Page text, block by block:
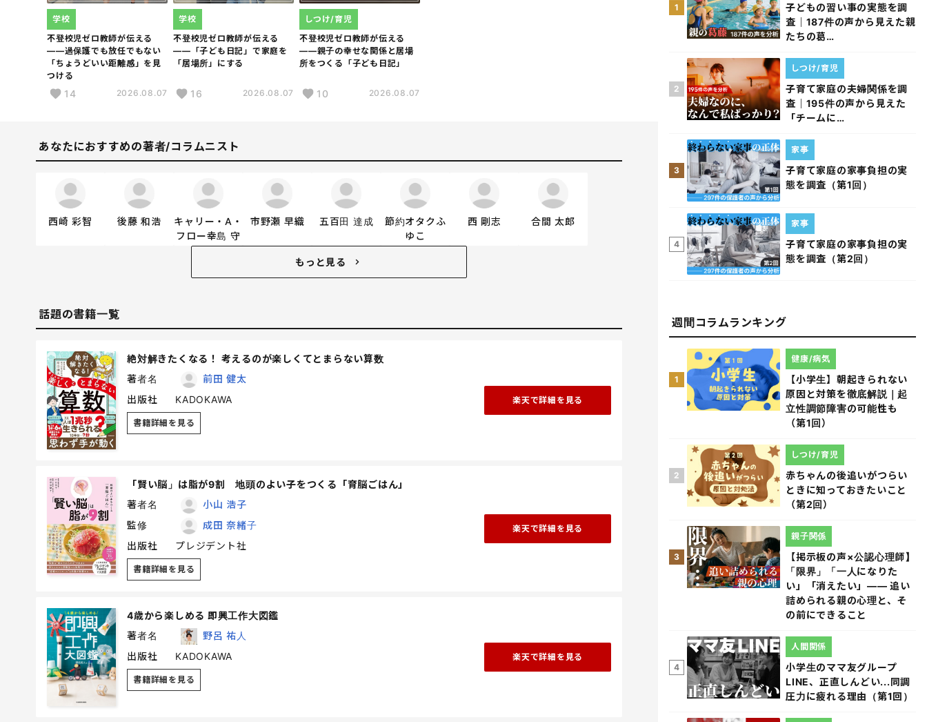
不登校児ゼロ教師が伝える
――過保護でも放任でもない
「ちょうどいい距離感」を見
つける
学校
14 2026.08.07
不登校児ゼロ教師が伝える
――「子ども日記」で家庭を
「居場所」にする
学校
16 2026.08.07
不登校児ゼロ教師が伝える
――親子の幸せな関係と居場
所をつくる「子ども日記」
しつけ/育児
10 2026.08.07
あなたにおすすめの著者/コラムニスト
西崎 彩智 後藤 和浩
キャリー・A・
フロー幸島 守
市野瀬 早織 五百田 達成
節約オタクふ
ゆこ
西 剛志 合間 太郎
もっと見る
話題の書籍一覧
絶対解きたくなる！ 考えるのが楽しくてとまらない算数
著者名
前田 健太
出版社
KADOKAWA
書籍詳細を見る
楽天で詳細を見る
「賢い脳」は脂が9割 地頭のよい子をつくる「育脳ごはん」
著者名
小山 浩子
監修
成田 奈緒子
出版社
プレジデント社
書籍詳細を見る
楽天で詳細を見る
4歳から楽しめる 即興工作大図鑑
著者名
野呂 祐人
出版社
KADOKAWA
書籍詳細を見る
楽天で詳細を見る
1
子どもの習い事の実態を調
査｜187件の声から見えた親
たちの葛…
2
子育て家庭の夫婦関係を調
査｜195件の声から見えた
「チームに…
しつけ/育児
3
子育て家庭の家事負担の実
態を調査（第1回）
家事
4
子育て家庭の家事負担の実
態を調査（第2回）
家事
週間コラムランキング
1
【小学生】朝起きられない
原因と対策を徹底解説｜起
立性調節障害の可能性も
（第1回）
健康/病気
2
赤ちゃんの後追いがつらい
ときに知っておきたいこと
（第2回）
しつけ/育児
3
【掲示板の声×公認心理師】
「限界」「一人になりた
い」「消えたい」―― 追い
詰められる親の心理と、そ
の前にできること
親子関係
4
小学生のママ友グループ
LINE、正直しんどい...同調
圧力に疲れる理由（第1回）
人間関係